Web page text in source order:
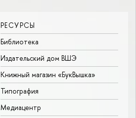
РЕСУРСЫ
Библиотека
Издательский дом ВШЭ
Книжный магазин «БукВышка»
Типография
Медиацентр